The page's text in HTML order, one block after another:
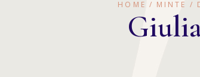
HOME MINTE